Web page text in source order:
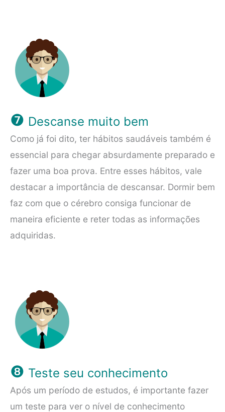
❼ Descanse muito bem
Como já foi dito, ter hábitos saudáveis também é
essencial para chegar absurdamente preparado e
fazer uma boa prova. Entre esses hábitos, vale
destacar a importância de descansar. Dormir bem
faz com que o cérebro consiga funcionar de
maneira eficiente e reter todas as informações
adquiridas.
❽ Teste seu conhecimento
Após um período de estudos, é importante fazer
um teste para ver o nível de conhecimento